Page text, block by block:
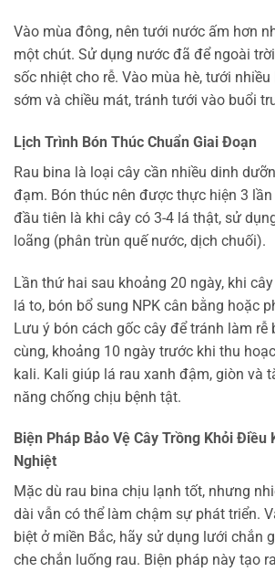
Vào mùa đông, nên tưới nước ấm hơn
một chút. Sử dụng nước đã để ngoài
sốc nhiệt cho rễ. Vào mùa hè, tưới
sớm và chiều mát, tránh tưới vào buổi
Lịch Trình Bón Thúc Chuẩn Giai Đoạn
Rau bina là loại cây cần nhiều dinh
đạm. Bón thúc nên được thực hiện 3
đầu tiên là khi cây có 3-4 lá thật, sử
loãng (phân trùn quế nước, dịch chuối).
Lần thứ hai sau khoảng 20 ngày, khi
lá to, bón bổ sung NPK cân bằng hoặc
Lưu ý bón cách gốc cây để tránh làm rễ
cùng, khoảng 10 ngày trước khi thu
kali. Kali giúp lá rau xanh đậm, giòn và
năng chống chịu bệnh tật.
Biện Pháp Bảo Vệ Cây Trồng Khỏi Điều
Nghiệt
Mặc dù rau bina chịu lạnh tốt, nhưng
dài vẫn có thể làm chậm sự phát triển.
biệt ở miền Bắc, hãy sử dụng lưới chắn
che chắn luống rau. Biện pháp này tạo